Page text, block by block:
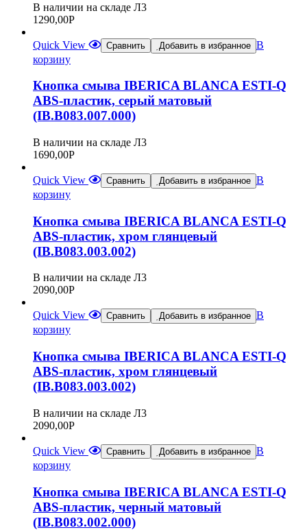
В наличии на складе Л3
1290,00Р
Quick View Сравнить Добавить в избранное В
корзину
Кнопка смыва IBERICA BLANCA ESTI-Q
ABS-пластик, серый матовый
(IB.B083.007.000)
В наличии на складе Л3
1690,00Р
Quick View Сравнить Добавить в избранное В
корзину
Кнопка смыва IBERICA BLANCA ESTI-Q
ABS-пластик, хром глянцевый
(IB.B083.003.002)
В наличии на складе Л3
2090,00Р
Quick View Сравнить Добавить в избранное В
корзину
Кнопка смыва IBERICA BLANCA ESTI-Q
ABS-пластик, хром глянцевый
(IB.B083.003.002)
В наличии на складе Л3
2090,00Р
Quick View Сравнить Добавить в избранное В
корзину
Кнопка смыва IBERICA BLANCA ESTI-Q
ABS-пластик, черный матовый
(IB.B083.002.000)